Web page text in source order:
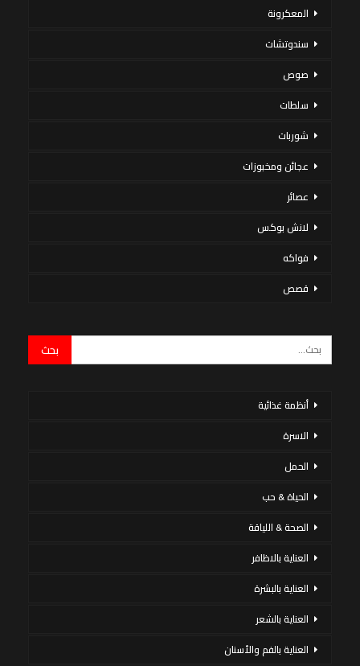
المعكرونة
سندوتشات
صوص
سلطات
شوربات
عجائن ومخبوزات
عصائر
لانش بوكس
فواكه
قصص
أنظمة غذائية
الاسرة
الحمل
الحياة & حب
الصحة & اللياقة
العناية بالاظافر
العناية بالبشرة
العناية بالشعر
العناية بالفم والأسنان